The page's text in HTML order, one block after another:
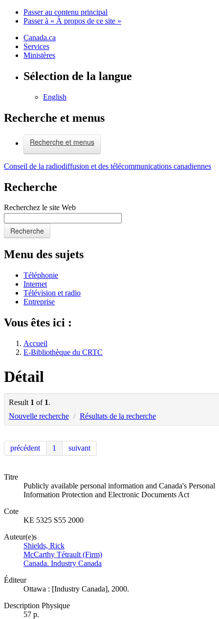
Passer au contenu principal
Passer à « À propos de ce site »
Canada.ca
Services
Ministères
Sélection de la langue
English
Recherche et menus
Recherche et menus
Conseil de la radiodiffusion et des télécommunications canadiennes
Recherche
Recherchez le site Web
Recherche
Menu des sujets
Téléphonie
Internet
Télévision et radio
Entreprise
Vous êtes ici :
Accueil
E-Bibliothèque du CRTC
Détail
Result 1 of 1.
Nouvelle recherche / Résultats de la recherche
précédent 1 suivant
Titre
Publicly available personal information and Canada's Personal
Information Protection and Electronic Documents Act
Cote
KE 5325 S55 2000
Auteur(e)s
Shields, Rick
McCarthy Tétrault (Firm)
Canada. Industry Canada
Éditeur
Ottawa : [Industry Canada], 2000.
Description Physique
57 p.